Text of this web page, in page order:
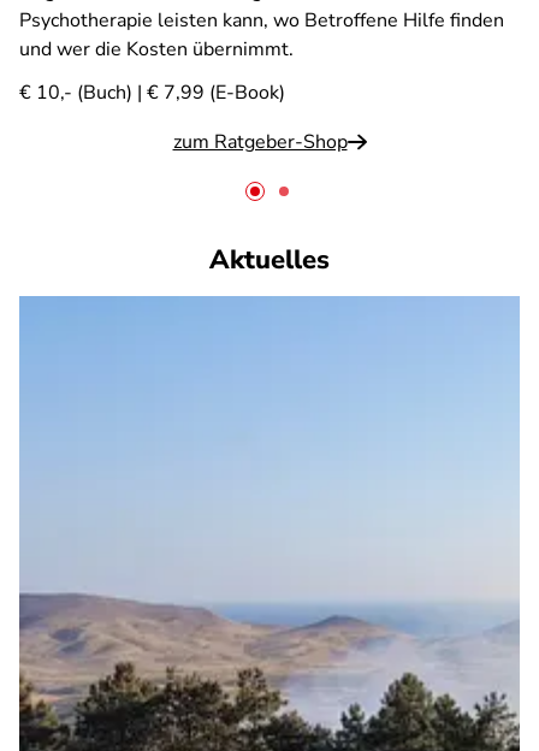
Psychotherapie leisten kann, wo Betroffene Hilfe finden
und wer die Kosten übernimmt.
€ 10,- (Buch) | € 7,99 (E-Book)
zum Ratgeber-Shop
Aktuelles